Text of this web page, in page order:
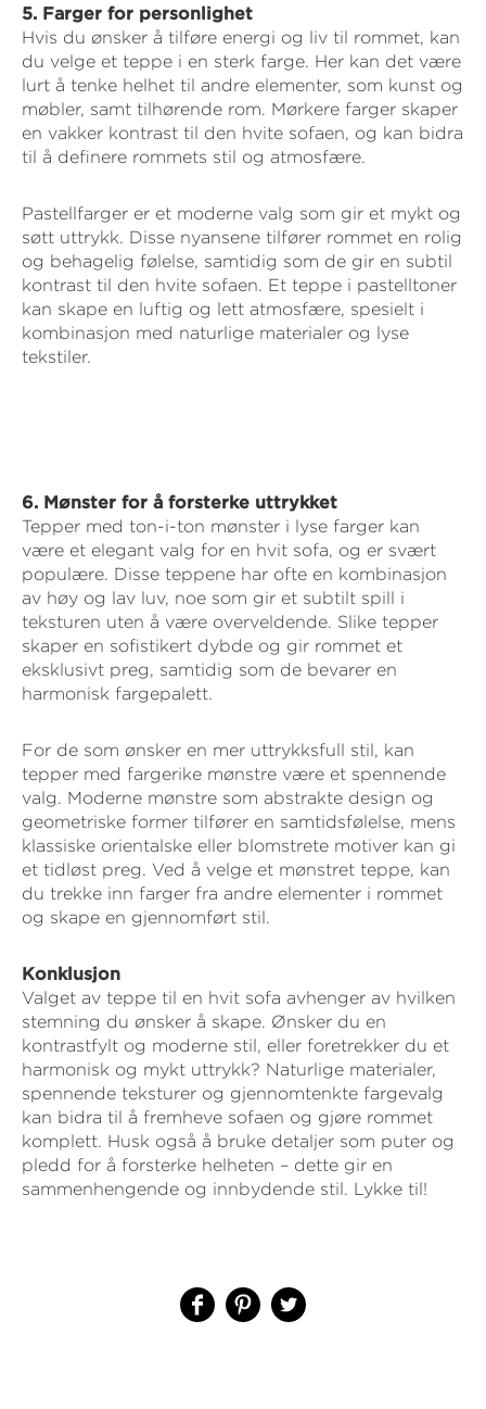
5. Farger for personlighet
Hvis du ønsker å tilføre energi og liv til rommet, kan
du velge et teppe i en sterk farge. Her kan det være
lurt å tenke helhet til andre elementer, som kunst og
møbler, samt tilhørende rom. Mørkere farger skaper
en vakker kontrast til den hvite sofaen, og kan bidra
til å definere rommets stil og atmosfære.
Pastellfarger er et moderne valg som gir et mykt og
søtt uttrykk. Disse nyansene tilfører rommet en rolig
og behagelig følelse, samtidig som de gir en subtil
kontrast til den hvite sofaen. Et teppe i pastelltoner
kan skape en luftig og lett atmosfære, spesielt i
kombinasjon med naturlige materialer og lyse
tekstiler.
6. Mønster for å forsterke uttrykket
Tepper med ton-i-ton mønster i lyse farger kan
være et elegant valg for en hvit sofa, og er svært
populære. Disse teppene har ofte en kombinasjon
av høy og lav luv, noe som gir et subtilt spill i
teksturen uten å være overveldende. Slike tepper
skaper en sofistikert dybde og gir rommet et
eksklusivt preg, samtidig som de bevarer en
harmonisk fargepalett.
For de som ønsker en mer uttrykksfull stil, kan
tepper med fargerike mønstre være et spennende
valg. Moderne mønstre som abstrakte design og
geometriske former tilfører en samtidsfølelse, mens
klassiske orientalske eller blomstrete motiver kan gi
et tidløst preg. Ved å velge et mønstret teppe, kan
du trekke inn farger fra andre elementer i rommet
og skape en gjennomført stil.
Konklusjon
Valget av teppe til en hvit sofa avhenger av hvilken
stemning du ønsker å skape. Ønsker du en
kontrastfylt og moderne stil, eller foretrekker du et
harmonisk og mykt uttrykk? Naturlige materialer,
spennende teksturer og gjennomtenkte fargevalg
kan bidra til å fremheve sofaen og gjøre rommet
komplett. Husk også å bruke detaljer som puter og
pledd for å forsterke helheten – dette gir en
sammenhengende og innbydende stil. Lykke til!